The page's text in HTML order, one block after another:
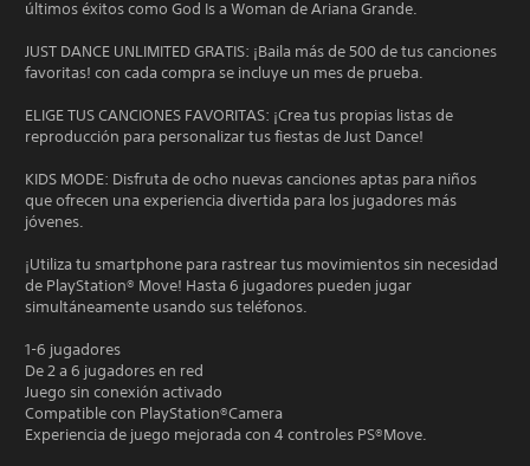
últimos éxitos como God Is a Woman de Ariana Grande.
JUST DANCE UNLIMITED GRATIS: ¡Baila más de 500 de tus canciones
favoritas! con cada compra se incluye un mes de prueba.
ELIGE TUS CANCIONES FAVORITAS: ¡Crea tus propias listas de
reproducción para personalizar tus fiestas de Just Dance!
KIDS MODE: Disfruta de ocho nuevas canciones aptas para niños
que ofrecen una experiencia divertida para los jugadores más
jóvenes.
¡Utiliza tu smartphone para rastrear tus movimientos sin necesidad
de PlayStation® Move! Hasta 6 jugadores pueden jugar
simultáneamente usando sus teléfonos.
1-6 jugadores
De 2 a 6 jugadores en red
Juego sin conexión activado
Compatible con PlayStation®Camera
Experiencia de juego mejorada con 4 controles PS®Move.